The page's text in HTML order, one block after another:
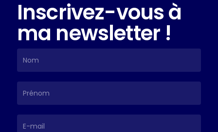
Inscrivez-vous à
ma newsletter !